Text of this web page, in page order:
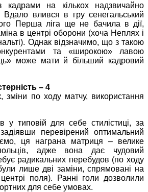
кадрами на кількох надзвичайно
Вдало влився в гру сенегальський
Перша ліга ще не бачила в дії,
в центрі оборони (хоча Неплях і
Однак відзначимо, що з такою
та «широкою» лавою
може мати й більший кадровий
– 4
зміни по ходу матчу, використання
у типовій для себе стилістиці, за
перевірений оптимальний
ця награна матриця – велике
адже вона дає чудовий
радикальних перебудов (по ходу
лише дві заміни, спрямовані на
поля). Ранні голи дозволили
для себе умовах.